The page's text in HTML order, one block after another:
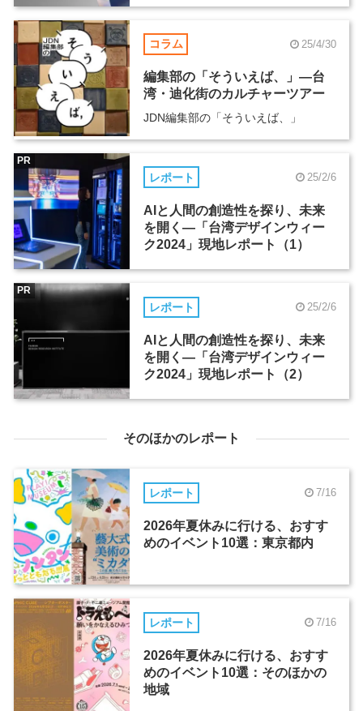
コラム 25/4/30
編集部の「そういえば、」―台
湾・迪化街のカルチャーツアー
JDN編集部の「そういえば、」
レポート 25/2/6
AIと人間の創造性を探り、未来
を開く―「台湾デザインウィー
ク2024」現地レポート（1）
PR
レポート 25/2/6
AIと人間の創造性を探り、未来
を開く―「台湾デザインウィー
ク2024」現地レポート（2）
PR
そのほかのレポート
レポート 7/16
2026年夏休みに行ける、おすす
めのイベント10選：東京都内
レポート 7/16
2026年夏休みに行ける、おすす
めのイベント10選：そのほかの
地域